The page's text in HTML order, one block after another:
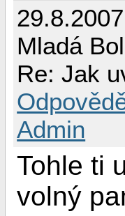
Mladá
Re: Jak
Admin
Tohle ti
volný